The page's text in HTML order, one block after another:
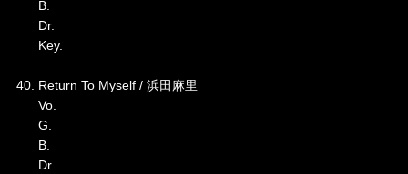
B.
Dr.
Key.
40. Return To Myself / 浜田麻里
Vo.
G.
B.
Dr.